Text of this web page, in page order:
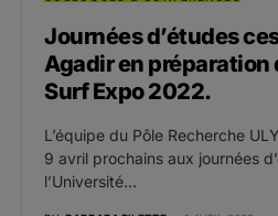
Journées d’études
Agadir en préparation
Surf Expo 2022.
L’équipe du Pôle Recherche
9 avril prochains aux journées
l’Université…